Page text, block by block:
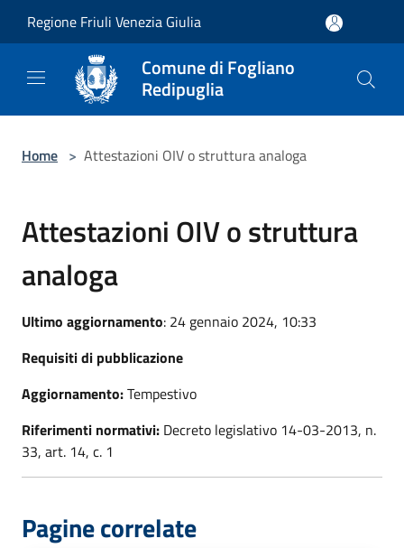
Regione Friuli Venezia Giulia
Comune di Fogliano
Redipuglia
Home > Attestazioni OIV o struttura analoga
Attestazioni OIV o struttura
analoga
Ultimo aggiornamento: 24 gennaio 2024, 10:33
Requisiti di pubblicazione
Aggiornamento:Tempestivo
Riferimenti normativi: Decreto legislativo 14-03-2013, n.
33, art. 14, c. 1
Pagine correlate